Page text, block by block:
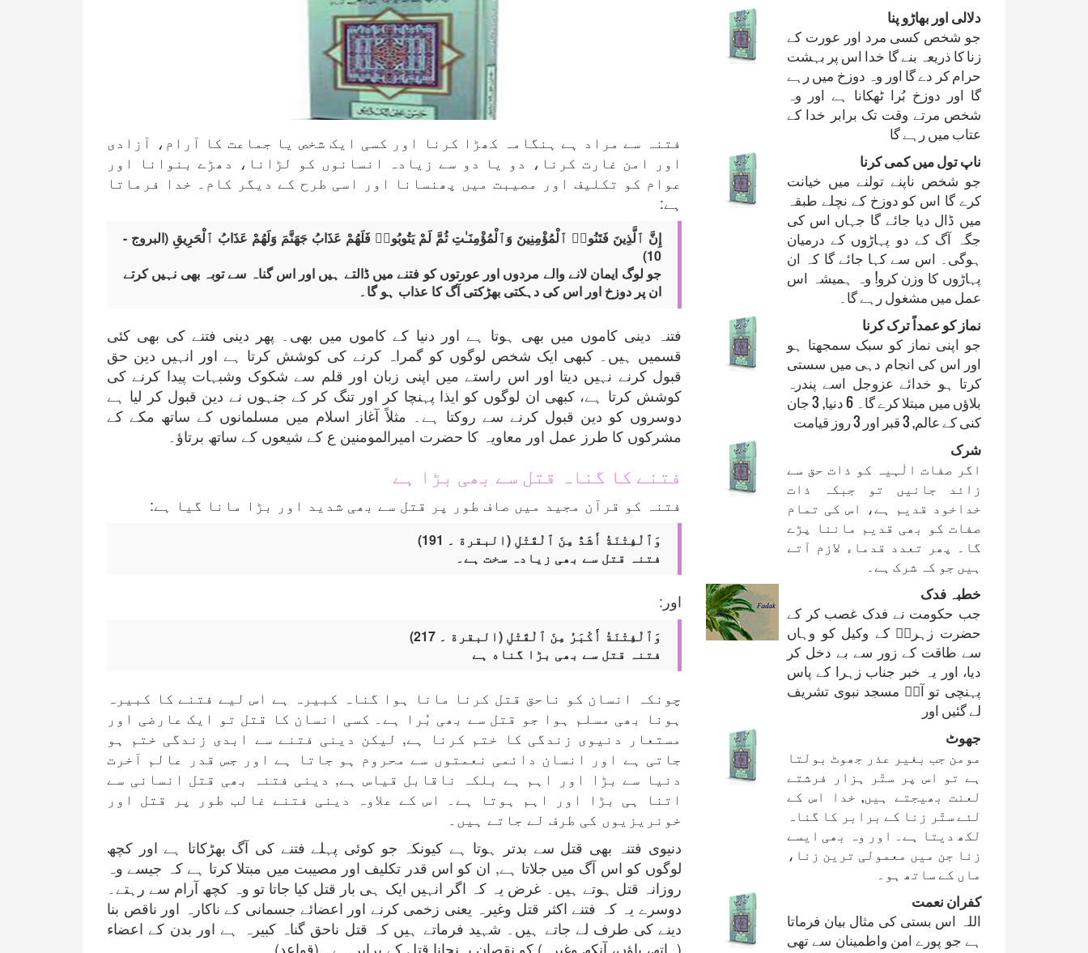
فتنہ سے مراد ہے ہنگامہ کھڑا کرنا اور کسی ایک شخص یا جماعت کا آرام، آزادی
اور امن غارت کرنا، دو یا دو سے زیادہ انسانوں کو لڑانا، دھڑے بنوانا اور
عوام کو تکلیف اور مصیبت میں پھنسانا اور اسی طرح کے دیگر کام۔ خدا فرماتا
ہے:
إِنَّ ٱلَّذِينَ فَتَنُوا۟ ٱلْمُؤْمِنِينَ وَٱلْمُؤْمِنَـٰتِ ثُمَّ لَمْ يَتُوبُوا۟ فَلَهُمْ عَذَابُ جَهَنَّمَ وَلَهُمْ عَذَابُ ٱلْحَرِيقِ (البروج -
10)
جو لوگ ایمان لانے والے مردوں اور عورتوں کو فتنے میں ڈالتے ہیں اور اس گناہ سے توبہ بھی نہیں کرتے
ان پر دوزخ اور اس کی دہکتی بھڑکتی آگ کا عذاب ہو گا۔
فتنہ دینی کاموں میں بھی ہوتا ہے اور دنیا کے کاموں میں بھی۔ پھر دینی فتنے کی بھی کئی
قسمیں ہیں۔ کبھی ایک شخص لوگوں کو گمراہ کرنے کی کوشش کرتا ہے اور انہیں دین حق
قبول کرنے نہیں دیتا اور اس راستے میں اپنی زبان اور قلم سے شکوک وشبہات پیدا کرنے کی
کوشش کرتا ہے، کبھی ان لوگوں کو ایذا پہنچا کر اور تنگ کر کے جنہوں نے دین قبول کر لیا ہے
دوسروں کو دین قبول کرنے سے روکتا ہے۔ مثلاً آغاز اسلام میں مسلمانوں کے ساتھ مکے کے
مشرکوں کا طرز عمل اور معاویہ کا حضرت امیرالمومنین ع کے شیعوں کے ساتھ برتاؤ۔
فتنے کا گناہ قتل سے بھی بڑا ہے
فتنہ کو قرآن مجید میں صاف طور پر قتل سے بھی شدید اور بڑا مانا گیا ہے:
وَٱلْفِتْنَةُ أَشَدُّ مِنَ ٱلْقَتْلِ (البقرة ۔ 191)
فتنہ قتل سے بھی زیادہ سخت ہے۔
اور:
وَٱلْفِتْنَةُ أَكْبَرُ مِنَ ٱلْقَتْلِ (البقرة ۔ 217)
فتنہ قتل سے بھی بڑا گناه ہے
چونکہ انسان کو ناحق قتل کرنا مانا ہوا گناہ کبیرہ ہے اس لیے فتنے کا کبیرہ
ہونا بھی مسلم ہوا جو قتل سے بھی بُرا ہے۔ کسی انسان کا قتل تو ایک عارضی اور
مستعار دنیوی زندگی کا ختم کرنا ہے, لیکن دینی فتنے سے ابدی زندگی ختم ہو
جاتی ہے اور انسان دائمی نعمتوں سے محروم ہو جاتا ہے اور جس قدر عالم آخرت
دنیا سے بڑا اور اہم ہے بلکہ ناقابل قیاس ہے, دینی فتنہ بھی قتل انسانی سے
اتنا ہی بڑا اور اہم ہوتا ہے۔ اس کے علاوہ دینی فتنے غالب طور پر قتل اور
خونریزیوں کی طرف لے جاتے ہیں۔
دنیوی فتنہ بھی قتل سے بدتر ہوتا ہے کیونکہ جو کوئی پہلے فتنے کی آگ بھڑکاتا ہے اور کچھ
لوگوں کو اس آگ میں جلاتا ہے, ان کو اس قدر تکلیف اور مصیبت میں مبتلا کرتا ہے کہ جیسے وہ
روزانہ قتل ہوتے ہیں۔ غرض یہ کہ اگر انہیں ایک ہی بار قتل کیا جاتا تو وہ کچھ آرام سے رہتے۔
دوسرے یہ کہ فتنے اکثر قتل وغیرہ یعنی زخمی کرنے اور اعضائے جسمانی کے ناکارہ اور ناقص بنا
دینے کی طرف لے جاتے ہیں۔ شہید فرماتے ہیں کہ قتل ناحق گناہ کبیرہ ہے اور بدن کے اعضاء
(ہاتھ، پاؤں، آنکھ وغیرہ) کو نقصان پہنچانا قتل کے برابر ہے۔ (قواعد)
دلالی اور بھاڑو پنا
جو شخص کسی مرد اور عورت کے
زنا کا ذریعہ بنے گا خدا اس پر بہشت
حرام کر دے گا اور وہ دوزخ میں رہے
گا اور دوزخ بُرا ٹھکانا ہے اور وہ
شخص مرتے وقت تک برابر خدا کے
عتاب میں رہے گا
ناپ تول میں کمی کرنا
جو شخص ناپنے تولنے میں خیانت
کرے گا اس کو دوزخ کے نچلے طبقہ
میں ڈال دیا جائے گا جہاں اس کی
جگہ آگ کے دو پہاڑوں کے درمیان
ہوگی۔ اس سے کہا جائے گا کہ ان
پہاڑوں کا وزن کرو! وہ ہمیشہ اس
عمل میں مشغول رہے گا۔
نماز کو عمداً ترک کرنا
جو اپنی نماز کو سبک سمجھتا ہو
اور اس کی انجام دہی میں سستی
کرتا ہو خدائے عزوجل اسے پندرہ
بلاؤں میں مبتلا کرے گا۔ 6 دنیا, 3 جان
کنی کے عالم, 3 قبر اور 3 روز قیامت
شرک
اگر صفات الٰہیہ کو ذات حق سے
زائد جانیں تو جبکہ ذات
خداخود قدیم ہے، اس کی تمام
صفات کو بھی قدیم ماننا پڑے
گا۔ پھر تعدد قدماء لازم آتے
ہیں جو کہ شرک ہے۔
خطبہ فدک
جب حکومت نے فدک غصب کر کے
حضرت زہراؑ کے وکیل کو وہاں
سے طاقت کے زور سے بے دخل کر
دیا، اور یہ خبر جناب زہرا کے پاس
پہنچی تو آپؑ مسجد نبوی تشریف
لے گئیں اور
جھوٹ
مومن جب بغیر عذر جھوٹ بولتا
ہے تو اس پر ستّر ہزار فرشتے
لعنت بھیجتے ہیں, خدا اس کے
لئے ستّر زنا کے برابر کا گناہ
لکھ دیتا ہے۔ اور وہ بھی ایسے
زنا جن میں معمولی ترین زنا،
ماں کے ساتھ ہو۔
کفران نعمت
اللہ اس بستی کی مثال بیان فرماتا
ہے جو پورے امن واطمینان سے تھی